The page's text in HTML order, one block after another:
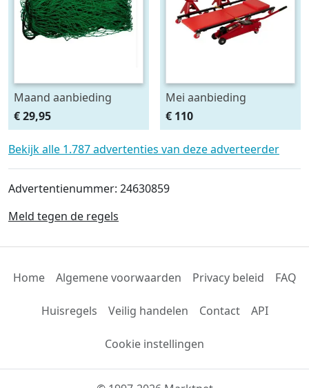
Maand aanbieding
Afdeknet 4x2 mtr maas
4.5 x 4.5 cm
€ 29,95
Mei aanbieding
Monteursligkar+2 tons
krik + 2 assteunen
€ 110
Bekijk alle 1.787 advertenties van deze adverteerder
Advertentienummer: 24630859
Meld tegen de regels
Home Algemene voorwaarden Privacy beleid FAQ
Huisregels Veilig handelen Contact API
Cookie instellingen